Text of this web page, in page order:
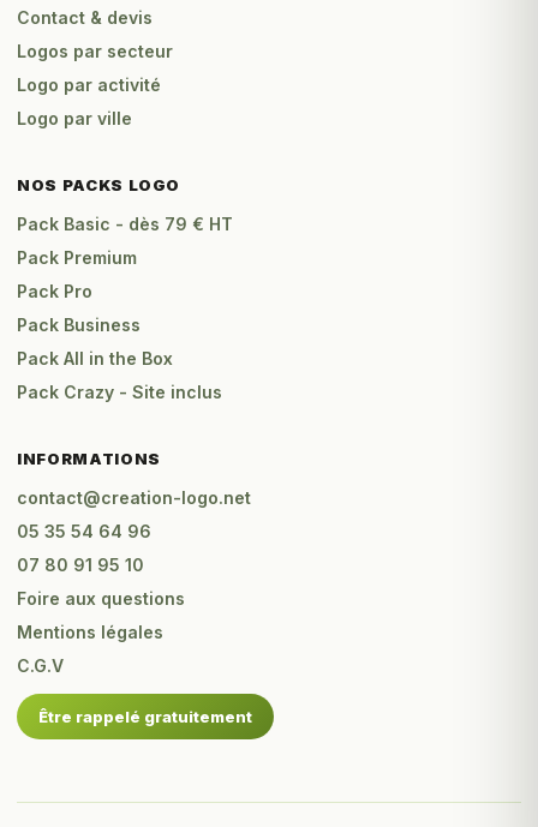
Contact & devis
Logos par secteur
Logo par activité
Logo par ville
NOS PACKS LOGO
Pack Basic - dès 79 € HT
Pack Premium
Pack Pro
Pack Business
Pack All in the Box
Pack Crazy - Site inclus
INFORMATIONS
contact@creation-logo.net
05 35 54 64 96
07 80 91 95 10
Foire aux questions
Mentions légales
C.G.V
Être rappelé gratuitement